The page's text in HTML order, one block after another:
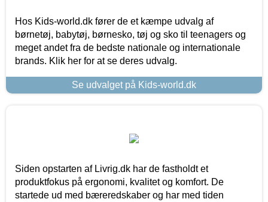
Hos Kids-world.dk fører de et kæmpe udvalg af
børnetøj, babytøj, børnesko, tøj og sko til teenagers og
meget andet fra de bedste nationale og internationale
brands. Klik her for at se deres udvalg.
Se udvalget på Kids-world.dk
Siden opstarten af Livrig.dk har de fastholdt et
produktfokus på ergonomi, kvalitet og komfort. De
startede ud med bæreredskaber og har med tiden